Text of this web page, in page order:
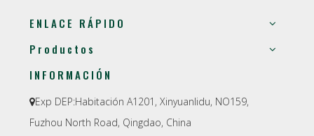
ENLACE RÁPIDO
Productos
INFORMACIÓN
Exp DEP:Habitación A1201, Xinyuanlidu, NO159,
Fuzhou North Road, Qingdao, China